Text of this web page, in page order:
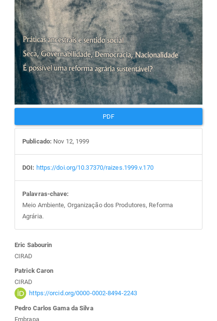
PDF
Publicado: Nov 12, 1999
DOI: https://doi.org/10.37370/raizes.1999.v.170
Palavras-chave:
Meio Ambiente, Organização dos Produtores, Reforma
Agrária.
Conteúdo
do
artigo
Eric Sabourin
CIRAD
Patrick Caron
CIRAD
https://orcid.org/0000-0002-8494-2243
Pedro Carlos Gama da Silva
Embrapa